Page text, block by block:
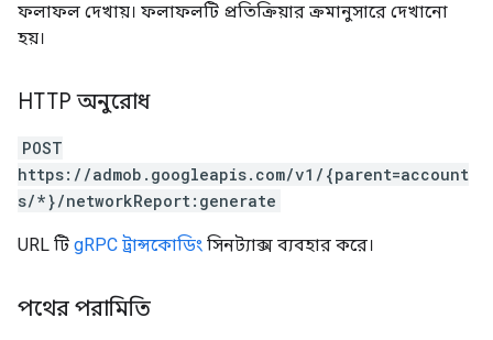
ফলাফল দেখায়। ফলাফলটি প্রতিক্রিয়ার ক্রমানুসারে দেখানো
হয়।
HTTP অনুরোধ
POST
https://admob.googleapis.com/v1/{parent=account
s/*}/networkReport:generate
URL টি gRPC ট্রান্সকোডিং সিনট্যাক্স ব্যবহার করে।
পথের পরামিতি